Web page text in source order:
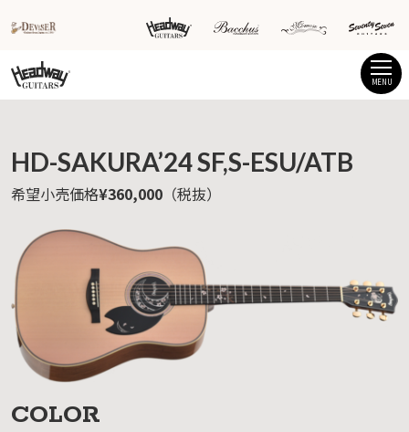
MENU
HD-SAKURA’24 SF,S-ESU/ATB
希望小売価格¥360,000 （税抜）
COLOR